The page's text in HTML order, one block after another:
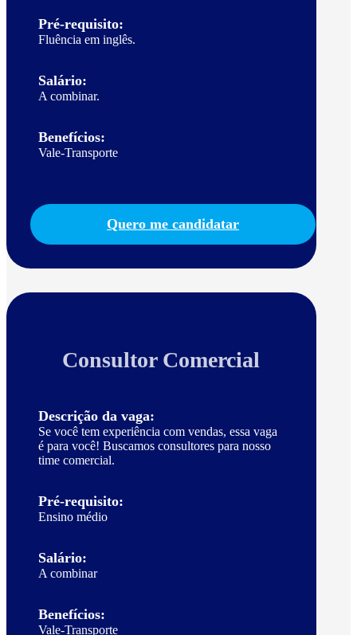
Pré-requisito:
Fluência em inglês.
Salário:
A combinar.
Benefícios:
Vale-Transporte
Quero me candidatar
Consultor Comercial
Descrição da vaga:
Se você tem experiência com vendas, essa vaga
é para você! Buscamos consultores para nosso
time comercial.
Pré-requisito:
Ensino médio
Salário:
A combinar
Benefícios:
Vale-Transporte